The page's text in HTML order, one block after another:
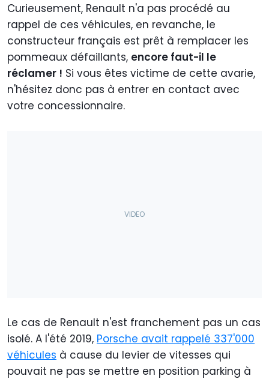
Curieusement, Renault n'a pas procédé au
rappel de ces véhicules, en revanche, le
constructeur français est prêt à remplacer les
pommeaux défaillants, encore faut-il le
réclamer ! Si vous êtes victime de cette avarie,
n'hésitez donc pas à entrer en contact avec
votre concessionnaire.
Le cas de Renault n'est franchement pas un cas
isolé. A l'été 2019, Porsche avait rappelé 337'000
véhicules à cause du levier de vitesses qui
pouvait ne pas se mettre en position parking à